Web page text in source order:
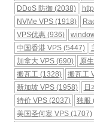
DDoS 防御 (2038)
NVMe VPS (1918)
VPS优惠 (936)
中国香港 VPS (5447)
加拿大 VPS (690) 原
搬瓦工 (1328) 搬瓦工
新加坡 VPS (1958) 日
特价 VPS (2037) 独服
美国圣何塞 VPS (1707)